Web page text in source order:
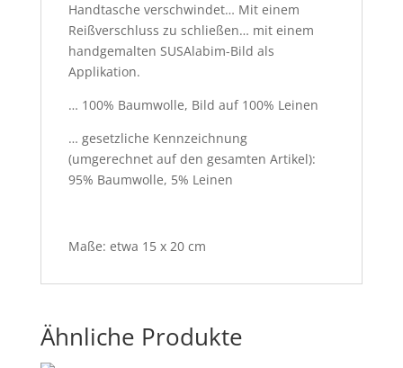
Handtasche verschwindet… Mit einem
Reißverschluss zu schließen… mit einem
handgemalten SUSAlabim-Bild als
Applikation.
… 100% Baumwolle, Bild auf 100% Leinen
… gesetzliche Kennzeichnung
(umgerechnet auf den gesamten Artikel):
95% Baumwolle, 5% Leinen
Maße: etwa 15 x 20 cm
Ähnliche Produkte